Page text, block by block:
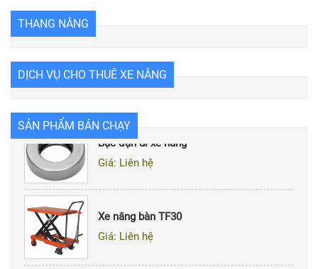
THANG NÂNG
DỊCH VỤ CHO THUÊ XE NÂNG
SẢN PHẨM BÁN CHẠY
Bạc đạn xích xe nâng
Bạc đạn dí xe nâng
Giá: Liên hệ
Giá: Liên hệ